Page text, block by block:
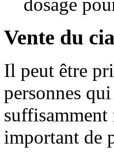
Vente du
Il peut être
personnes
important de